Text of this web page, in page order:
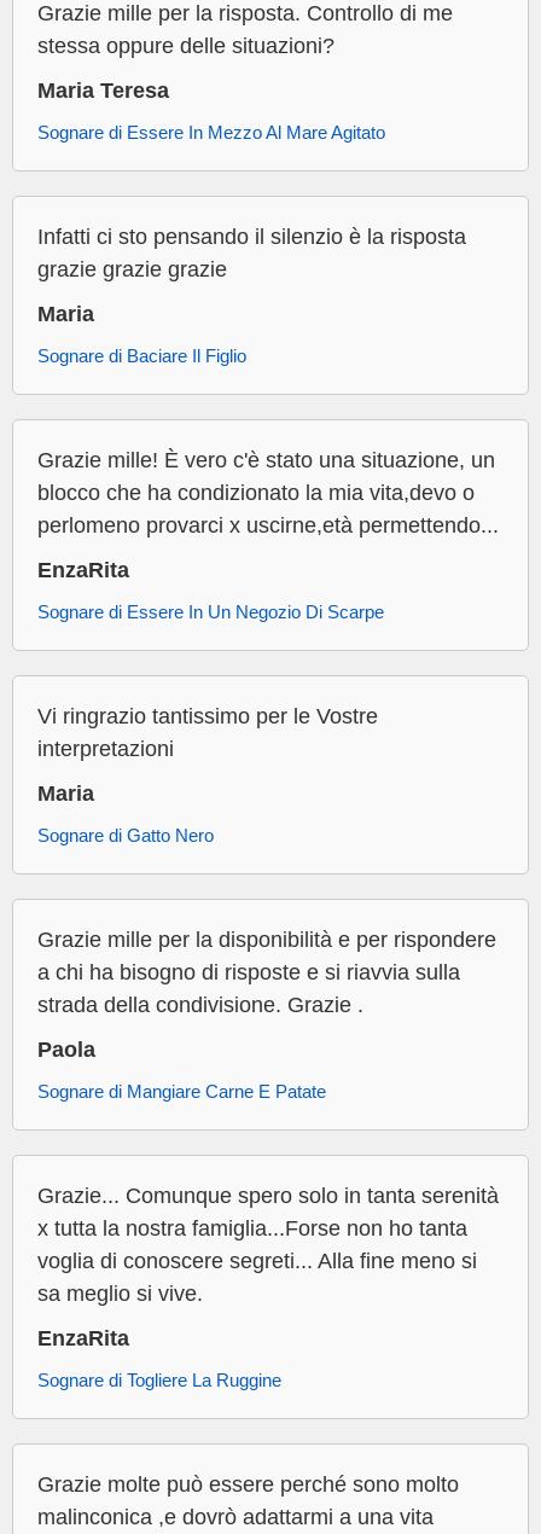
Grazie mille per la risposta. Controllo di me
stessa oppure delle situazioni?
Maria Teresa
Sognare di Essere In Mezzo Al Mare Agitato
Infatti ci sto pensando il silenzio è la risposta
grazie grazie grazie
Maria
Sognare di Baciare Il Figlio
Grazie mille! È vero c'è stato una situazione, un
blocco che ha condizionato la mia vita,devo o
perlomeno provarci x uscirne,età permettendo...
EnzaRita
Sognare di Essere In Un Negozio Di Scarpe
Vi ringrazio tantissimo per le Vostre
interpretazioni
Maria
Sognare di Gatto Nero
Grazie mille per la disponibilità e per rispondere
a chi ha bisogno di risposte e si riavvia sulla
strada della condivisione. Grazie .
Paola
Sognare di Mangiare Carne E Patate
Grazie... Comunque spero solo in tanta serenità
x tutta la nostra famiglia...Forse non ho tanta
voglia di conoscere segreti... Alla fine meno si
sa meglio si vive.
EnzaRita
Sognare di Togliere La Ruggine
Grazie molte può essere perché sono molto
malinconica ,e dovrò adattarmi a una vita